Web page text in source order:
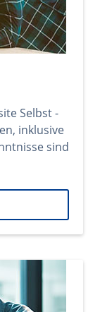
Selbst -
inklusive
sind